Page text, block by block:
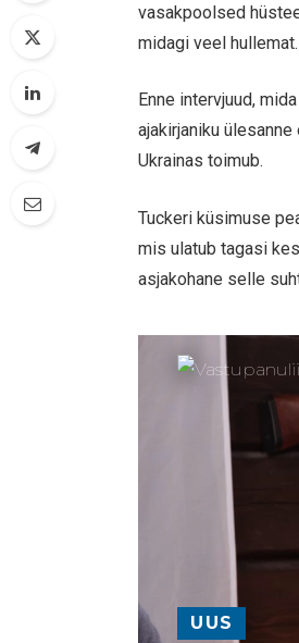
vasakpoolsed
midagi veel hullemat.
Enne intervjuud,
ajakirjaniku
Ukrainas toimub.
Tuckeri küsimuse
mis ulatub tagasi
asjakohane selle
UUS